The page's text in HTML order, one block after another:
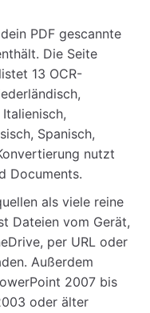
PDF gescannte
Die Seite
13 OCR-
Spanisch,
nutzt
Documents.
als viele reine
Dateien vom Gerät,
per URL oder
Außerdem
2007 bis
oder älter